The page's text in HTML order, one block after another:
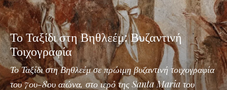
Το Ταξίδι στη Βηθλεέμ: Βυζαντινή
Τοιχογραφία
Το Ταξίδι στη Βηθλεέμ σε πρώιμη βυζαντινή τοιχογραφία
του 7ου-8ου αιώνα, στο ιερό της Santa Maria του